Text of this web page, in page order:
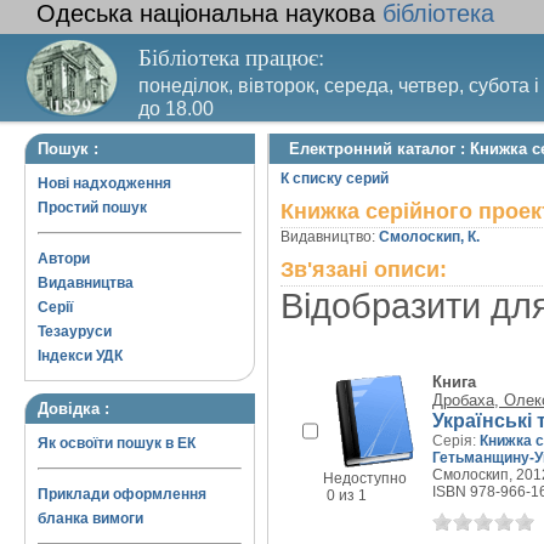
Одеська національна наукова бібліотека
Бібліотека працює:
понеділок, вівторок, середа, четвер, субота
до 18.00
Вихідний день – п’ятниця. Останній четвер
Пошук :
Нові надходження
Простий пошук
Автори
Видавництва
Серії
Тезауруси
Індекси УДК
Довідка :
Як освоїти пошук в ЕК
Приклади оформлення
бланка вимоги
Електронний каталог : Книжка
К списку серий
Книжка серійного
Видавництво: Смолоскип, К.
Зв'язані описи:
Відобразити
Недоступно
0 из 1
Книга
Дробаха,
Українські
Серія: Книжка
Гетьманщину-
Смолоскип,
ISBN 978-966-